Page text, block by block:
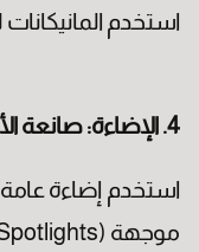
رقم الهاتف
استخدم
4. الإضاءة: صانعة الأجواء
استخدم إضاءة
موجهة (Spotlights) لتسليط الضوء على قطع معينة.